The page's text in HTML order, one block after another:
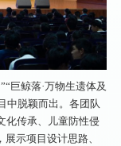
巨鲸落·万物生遗体及
中脱颖而出。各团队
化传承、儿童防性侵
示项目设计思路、